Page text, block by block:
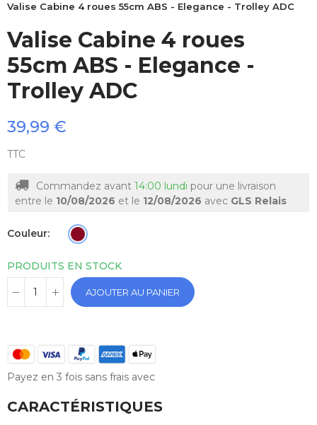
Valise Cabine 4 roues 55cm ABS - Elegance - Trolley ADC
Valise Cabine 4 roues
55cm ABS - Elegance -
Trolley ADC
39,99 €
TTC
Commandez avant 14:00 lundi pour une livraison
entre le 10/08/2026 et le 12/08/2026 avec GLS Relais
Couleur
PRODUITS EN STOCK
AJOUTER AU PANIER
Payez en 3 fois sans frais avec
CARACTÉRISTIQUES